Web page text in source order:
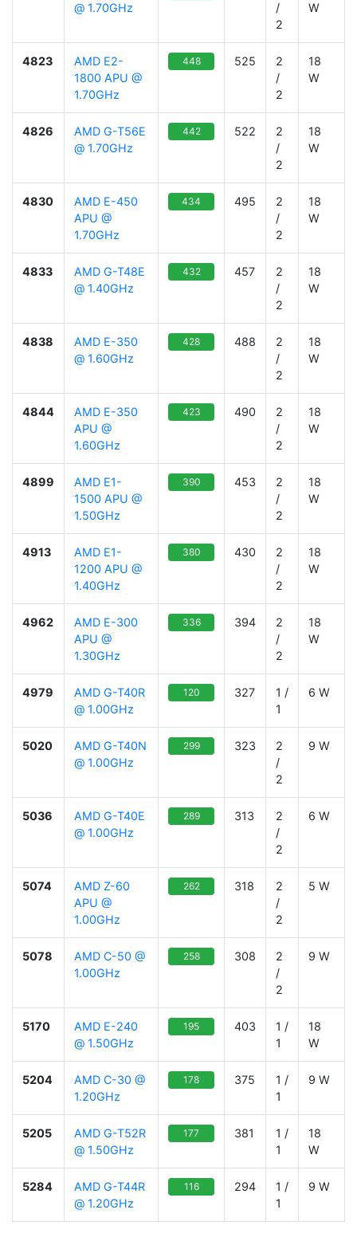
@ 1.70GHz
/
2
W
4823
AMD E2-
1800 APU @
1.70GHz
448 525
2
/
2
18
W
4826
AMD G-T56E
@ 1.70GHz
442 522
2
/
2
18
W
4830
AMD E-450
APU @
1.70GHz
434 495
2
/
2
18
W
4833
AMD G-T48E
@ 1.40GHz
432 457
2
/
2
18
W
4838
AMD E-350
@ 1.60GHz
428 488
2
/
2
18
W
4844
AMD E-350
APU @
1.60GHz
423 490
2
/
2
18
W
4899
AMD E1-
1500 APU @
1.50GHz
390 453
2
/
2
18
W
4913
AMD E1-
1200 APU @
1.40GHz
380 430
2
/
2
18
W
4962
AMD E-300
APU @
1.30GHz
336 394
2
/
2
18
W
4979
AMD G-T40R
@ 1.00GHz
120 327
1 /
1
6 W
5020
AMD G-T40N
@ 1.00GHz
299 323
2
/
2
9 W
5036
AMD G-T40E
@ 1.00GHz
289 313
2
/
2
6 W
5074
AMD Z-60
APU @
1.00GHz
262 318
2
/
2
5 W
5078
AMD C-50 @
1.00GHz
258 308
2
/
2
9 W
5170
AMD E-240
@ 1.50GHz
195 403
1 /
1
18
W
5204
AMD C-30 @
1.20GHz
178 375
1 /
1
9 W
5205
AMD G-T52R
@ 1.50GHz
177 381
1 /
1
18
W
5284
AMD G-T44R
@ 1.20GHz
116 294
1 /
1
9 W